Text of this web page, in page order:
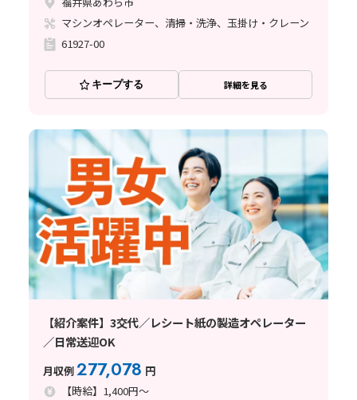
マシンオペレーター、清掃・洗浄、玉掛け・クレーン
61927-00
キープする 詳細を見る
【紹介案件】3交代／レシート紙の製造オペレーター
／日常送迎OK
月収例277,078 円
【時給】1,400円～